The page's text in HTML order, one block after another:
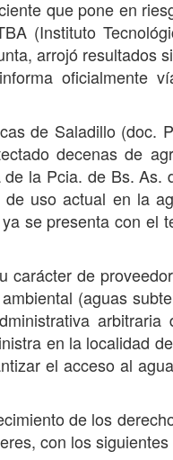
que pone en
(Instituto
arrojó resultados
oficialmente
de Saladillo (doc.
decenas de
la Pcia. de Bs. As.
uso actual en la
se presenta con el
carácter de
(aguas
en la localidad
el acceso al
de los
con los